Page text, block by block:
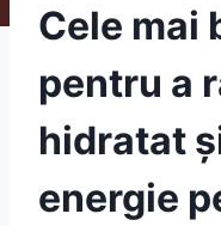
Cele mai
pentru a
hidratat
energie